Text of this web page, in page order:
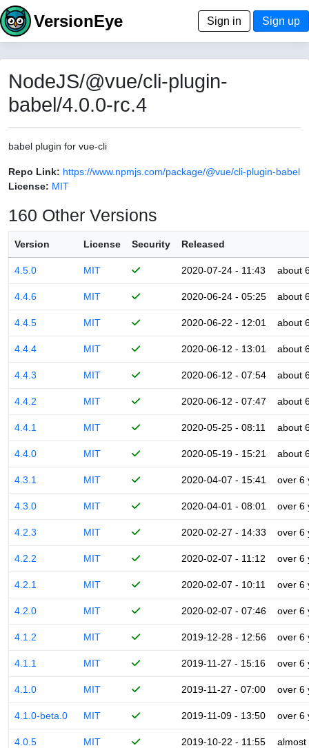
VersionEye Sign in Sign up
NodeJS/@vue/cli-plugin-
babel/4.0.0-rc.4
babel plugin for vue-cli
Repo Link: https://www.npmjs.com/package/@vue/cli-plugin-babel
License: MIT
160 Other Versions
Version License Security Released
4.5.0 MIT 2020-07-24 - 11:43 about
4.4.6 MIT 2020-06-24 - 05:25 about
4.4.5 MIT 2020-06-22 - 12:01 about
4.4.4 MIT 2020-06-12 - 13:01 about
4.4.3 MIT 2020-06-12 - 07:54 about
4.4.2 MIT 2020-06-12 - 07:47 about
4.4.1 MIT 2020-05-25 - 08:11 about
4.4.0 MIT 2020-05-19 - 15:21 about
4.3.1 MIT 2020-04-07 - 15:41 over 6
4.3.0 MIT 2020-04-01 - 08:01 over 6
4.2.3 MIT 2020-02-27 - 14:33 over 6
4.2.2 MIT 2020-02-07 - 11:12 over 6
4.2.1 MIT 2020-02-07 - 10:11 over 6
4.2.0 MIT 2020-02-07 - 07:46 over 6
4.1.2 MIT 2019-12-28 - 12:56 over 6
4.1.1 MIT 2019-11-27 - 15:16 over 6
4.1.0 MIT 2019-11-27 - 07:00 over 6
4.1.0-beta.0 MIT 2019-11-09 - 13:50 over 6
4.0.5 MIT 2019-10-22 - 11:55 almost